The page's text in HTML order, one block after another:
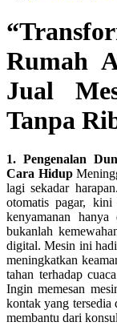
Rumah
Jual
Tanpa
1. Pengenalan
Cara Hidup
lagi sekadar
otomatis pagar, kini
kenyamanan hanya
bukanlah
digital. Mesin ini
meningkatkan
tahan terhadap
Ingin memesan
kontak yang tersedia
membantu dari